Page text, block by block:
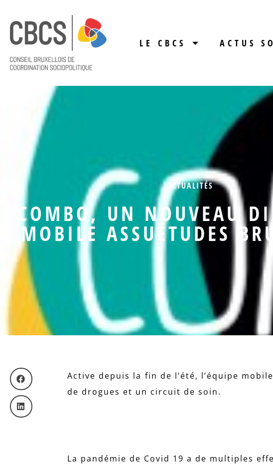
LE CBCS ACTUS
ACTUALITÉS
COMBO, UN NOUVEAU
MOBILE ASSUÉTUDES
Active depuis la fin de l’été, l’équipe
de drogues et un circuit de soin.
La pandémie de Covid 19 a de multiples